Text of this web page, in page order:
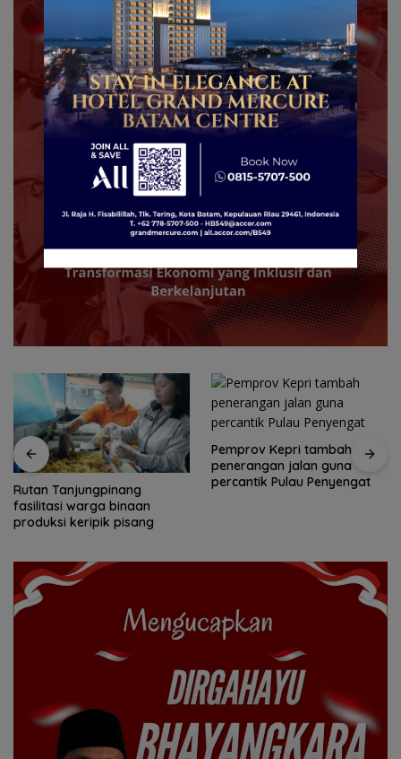
Pemprov Kepri tambah
penerangan jalan guna
percantik Pulau Penyengat
Yane Bima Arya: HAN